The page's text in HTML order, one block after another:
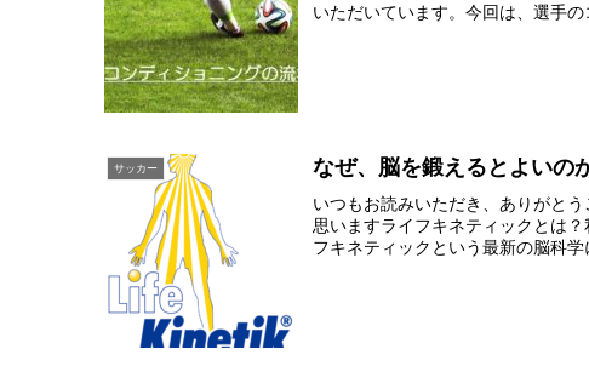
いただいています。今回は、選手
サッカー なぜ、脳を鍛えるとよいの
いつもお読みいただき、ありがと
思いますライフキネティックとは
フキネティックという最新の脳科